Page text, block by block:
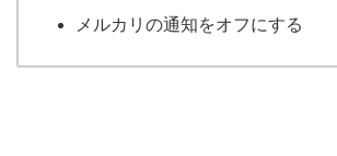
メルカリの通知をオフにする